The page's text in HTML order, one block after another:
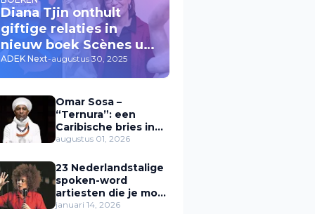
Diana Tjin onthult
giftige relaties in
nieuw boek Scènes uit
een giftige relatie
ADEK Next-augustus 30, 2025
Omar Sosa –
“Ternura”: een
Caribische bries in
muziek
augustus 01, 2026
23 Nederlandstalige
spoken-word
artiesten die je moet
kennen (Zwarte
januari 14, 2026